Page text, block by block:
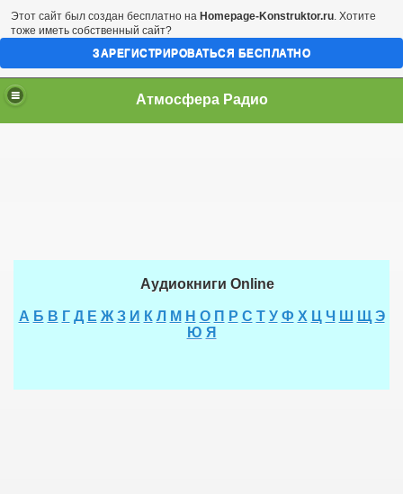
Атмосфера Радио
Аудиокниги Online
А Б В Г Д Е Ж З И К Л М Н О П Р С Т У Ф Х Ц Ч Ш Щ Э
Ю Я
Этот сайт был создан бесплатно на Homepage-Konstruktor.ru. Хотите
тоже иметь собственный сайт?
ЗАРЕГИСТРИРОВАТЬСЯ БЕСПЛАТНО